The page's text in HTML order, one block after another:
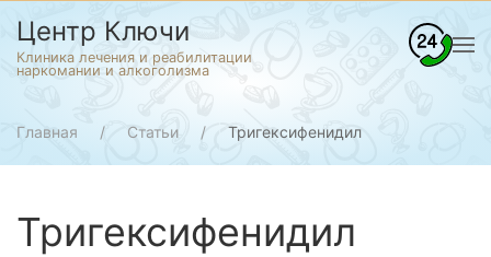
Центр Ключи
Клиника лечения и реабилитации
наркомании и алкоголизма
Главная Статьи Тригексифенидил
Тригексифенидил